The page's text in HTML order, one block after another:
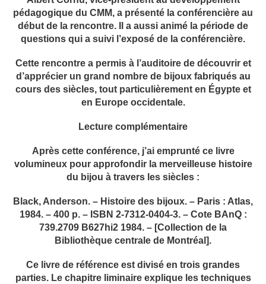
pédagogique du CMM, a présenté la conférencière au
début de la rencontre. Il a aussi animé la période de
questions qui a suivi l’exposé de la conférencière.
Cette rencontre a permis à l’auditoire de découvrir et
d’apprécier un grand nombre de bijoux fabriqués au
cours des siècles, tout particulièrement en Égypte et
en Europe occidentale.
Lecture complémentaire
Après cette conférence, j’ai emprunté ce livre
volumineux pour approfondir la merveilleuse histoire
du bijou à travers les siècles :
Black, Anderson. – Histoire des bijoux. – Paris : Atlas,
1984. – 400 p. – ISBN 2-7312-0404-3. – Cote BAnQ :
739.2709 B627hi2 1984. – [Collection de la
Bibliothèque centrale de Montréal].
Ce livre de référence est divisé en trois grandes
parties. Le chapitre liminaire explique les techniques